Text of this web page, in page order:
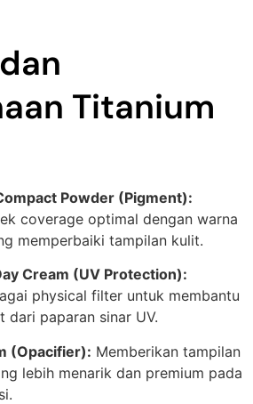
Titanium
Powder (Pigment):
coverage optimal dengan warna
memperbaiki tampilan kulit.
Cream (UV Protection):
physical filter untuk membantu
dari paparan sinar UV.
(Opacifier): Memberikan tampilan
lebih menarik dan premium pada